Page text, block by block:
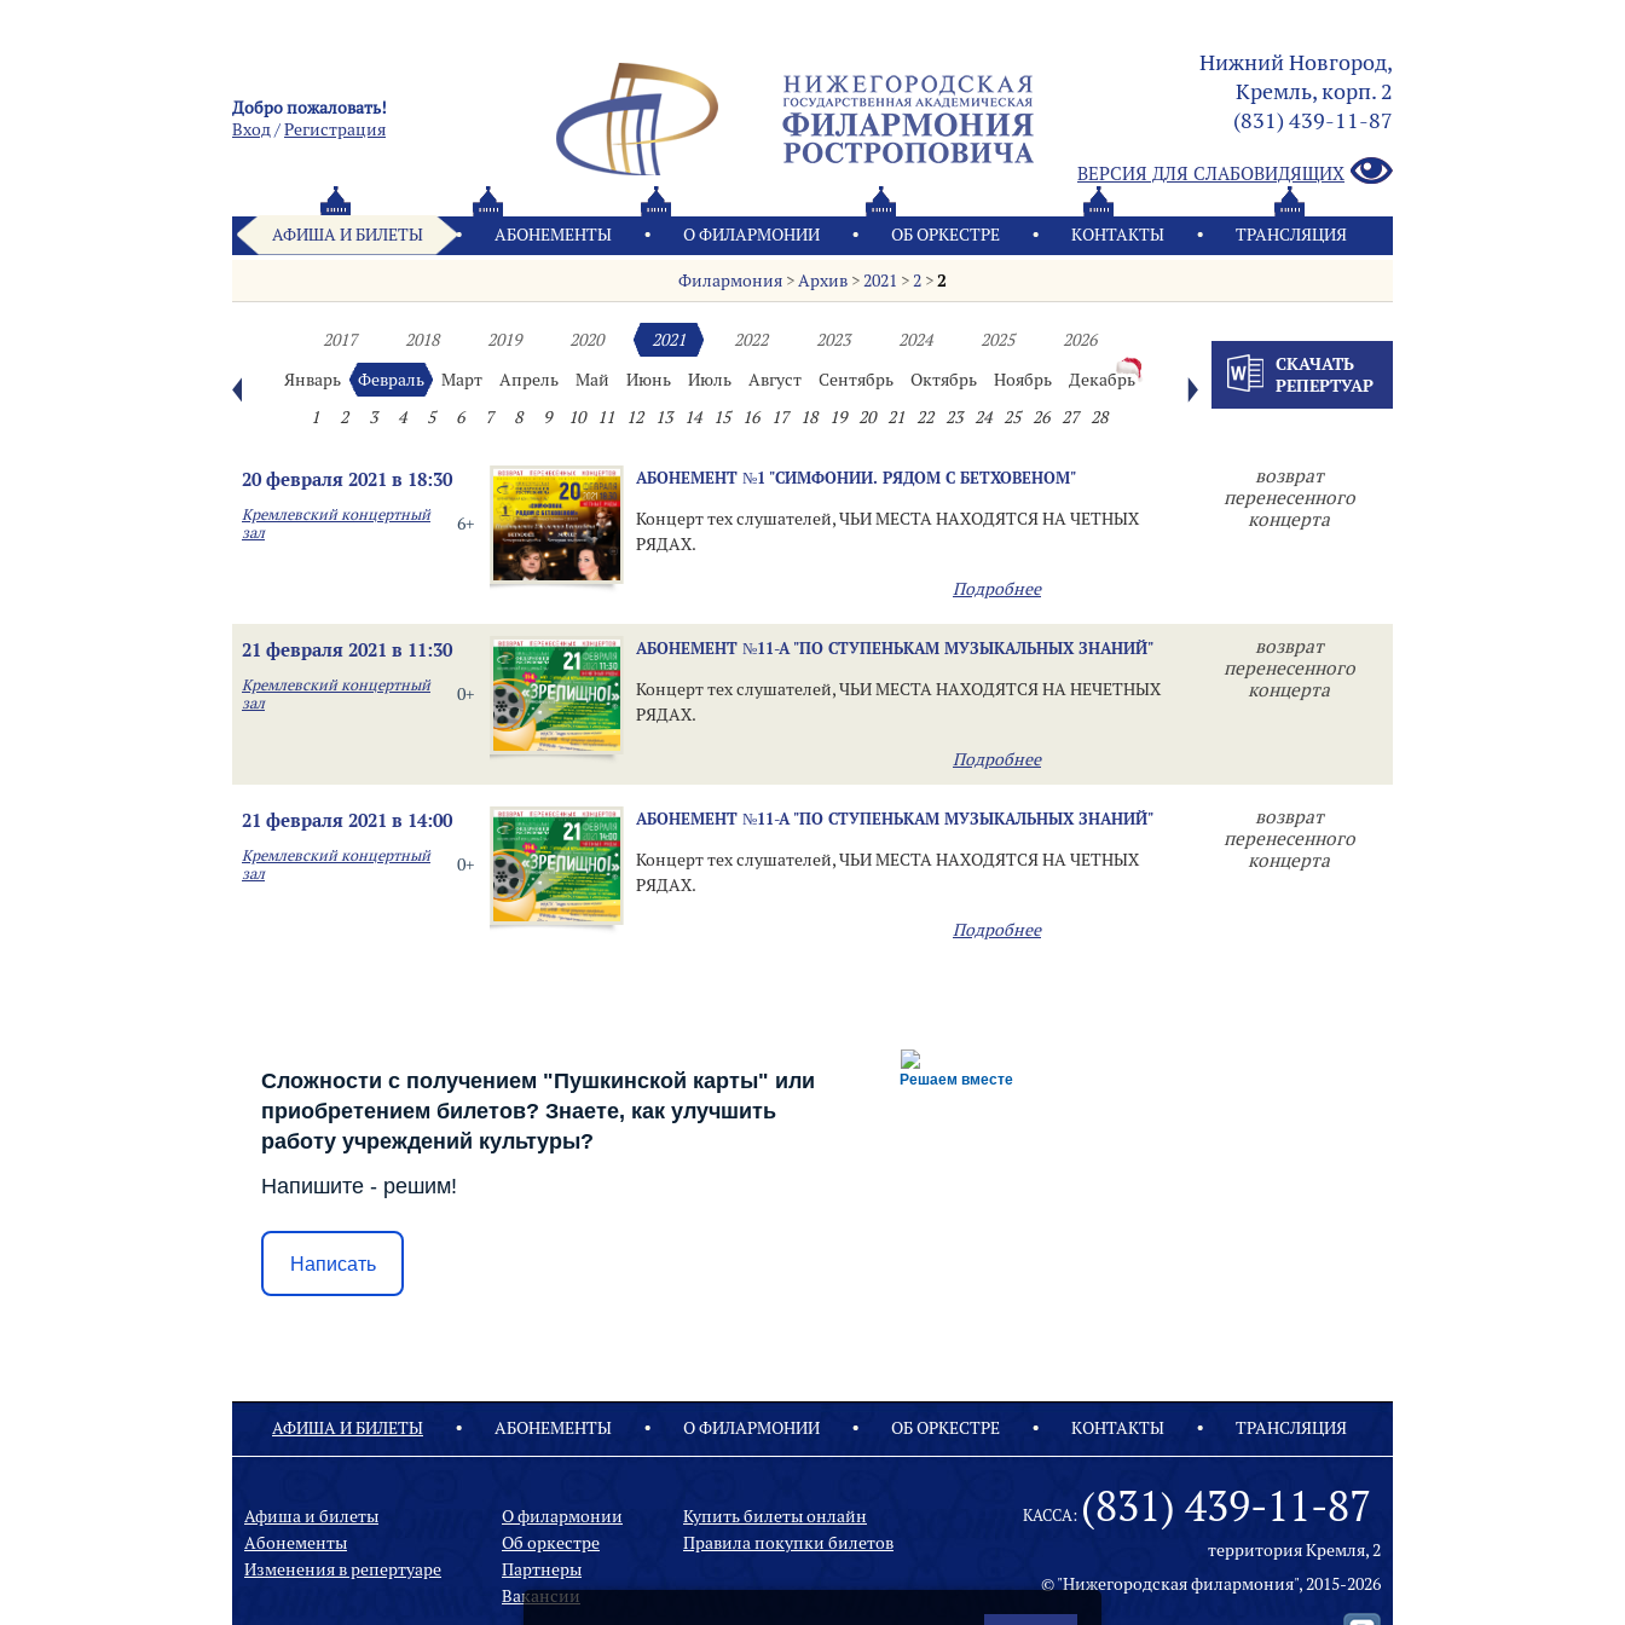
Добро пожаловать!
Вход/Pегистрация
Нижний Новгород,
Кремль, корп. 2
(831) 439-11-87
ВЕРСИЯ ДЛЯ СЛАБОВИДЯЩИХ
АФИША И БИЛЕТЫ АБОНЕМЕНТЫ О ФИЛАРМОНИИ OБ ОРКЕСТРЕ КОНТАКТЫ ТРАНСЛЯЦИЯ
Филармония >Архив >2021 >2 >2
2017 2018 2019 2020 2021 2022 2023 2024 2025
2026
Январь
Февраль Март Апрель Май Июнь Июль Август Сентябрь Октябрь Ноябрь
Декабрь
1
2 3 4 5 6 7 8 9 10 11 12 13 14 15 16 17 18 19 20 21 22 23 24 25 26 27 28
СКАЧАТЬ
РЕПЕРТУАР
20 февраля 2021 в 18:30
6+
Кремлевский концертный
зал
АБОНЕМЕНТ №1 "СИМФОНИИ. РЯДОМ С БЕТХОВЕНОМ"
Концерт тех слушателей, ЧЬИ МЕСТА НАХОДЯТСЯ НА ЧЕТНЫХ
РЯДАХ.
Подробнее
возврат
перенесенного
концерта
21 февраля 2021 в 11:30
0+
Кремлевский концертный
зал
АБОНЕМЕНТ №11-А "ПО СТУПЕНЬКАМ МУЗЫКАЛЬНЫХ ЗНАНИЙ"
Концерт тех слушателей, ЧЬИ МЕСТА НАХОДЯТСЯ НА НЕЧЕТНЫХ
РЯДАХ.
Подробнее
возврат
перенесенного
концерта
21 февраля 2021 в 14:00
0+
Кремлевский концертный
зал
АБОНЕМЕНТ №11-А "ПО СТУПЕНЬКАМ МУЗЫКАЛЬНЫХ ЗНАНИЙ"
Концерт тех слушателей, ЧЬИ МЕСТА НАХОДЯТСЯ НА ЧЕТНЫХ
РЯДАХ.
Подробнее
возврат
перенесенного
концерта
Решаем вместе
Сложности с получением "Пушкинской карты" или
приобретением билетов? Знаете, как улучшить
работу учреждений культуры?
Напишите - решим!
Написать
АФИША И БИЛЕТЫ АБОНЕМЕНТЫ О ФИЛАРМОНИИ OБ ОРКЕСТРЕ КОНТАКТЫ ТРАНСЛЯЦИЯ
КАССА: (831) 439-11-87
территория Кремля, 2
© "Нижегородская филармония", 2015-2026
Афиша и билеты
Абонементы
Изменения в репертуаре
О филармонии
Oб оркестре
Партнеры
Вакансии
Купить билеты онлайн
Правила покупки билетов